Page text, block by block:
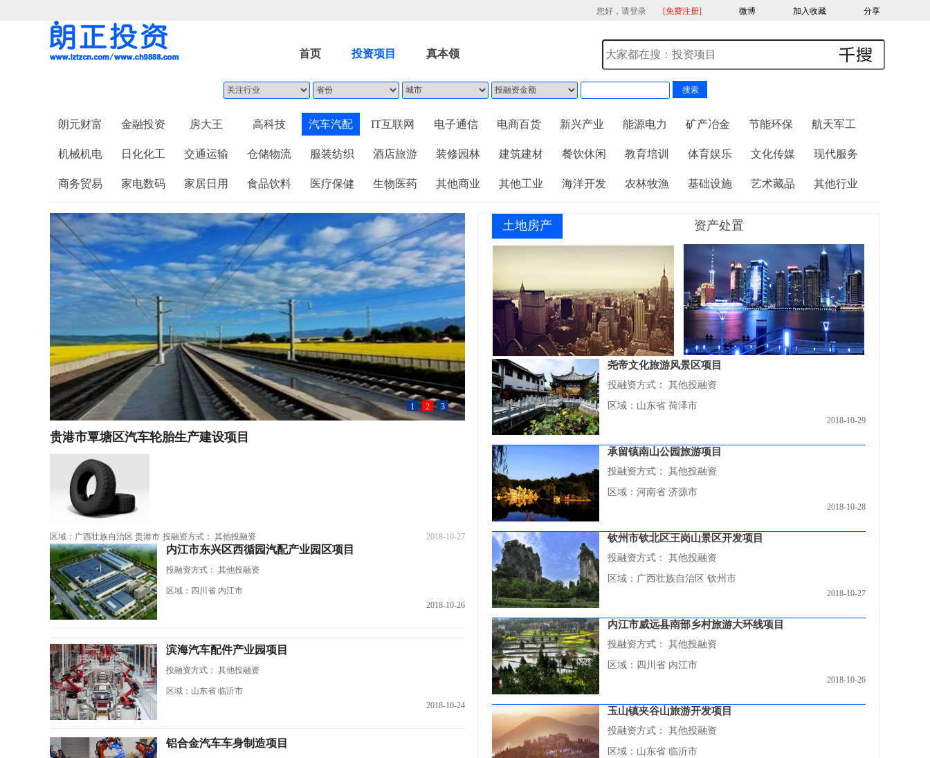
您好，请登录 [免费注册] 微博 加入收藏 分享
首页 投资项目 真本领
朗元财富 金融投资 房大王 高科技 汽车汽配 IT互联网 电子通信 电商百货 新兴产业 能源电力 矿产冶金 节能环保 航天军工
机械机电 日化化工 交通运输 仓储物流 服装纺织 酒店旅游 装修园林 建筑建材 餐饮休闲 教育培训 体育娱乐 文化传媒 现代服务
商务贸易 家电数码 家居日用 食品饮料 医疗保健 生物医药 其他商业 其他工业 海洋开发 农林牧漁 基础设施 艺术藏品 其他行业
1 2 3
贵港市覃塘区汽车轮胎生产建设项目
区域：广西壮族自治区 贵港市 投融资方式： 其他投融资 2018-10-27
内江市东兴区西循园汽配产业园区项目
投融资方式： 其他投融资
区域：四川省 内江市
2018-10-26
滨海汽车配件产业园项目
投融资方式： 其他投融资
区域：山东省 临沂市
2018-10-24
铝合金汽车车身制造项目
土地房产 资产处置
尧帝文化旅游风景区项目
投融资方式：
其他投融资
区域：山东省 荷泽市
2018-10-29
承留镇南山公园旅游项目
投融资方式：
其他投融资
区域：河南省 济源市
2018-10-28
钦州市钦北区王岗山景区开发项目
投融资方式：
其他投融资
区域：广西壮族自治区 钦州市
2018-10-27
内江市威远县南部乡村旅游大环线项目
投融资方式：
其他投融资
区域：四川省 内江市
2018-10-26
玉山镇夹谷山旅游开发项目
投融资方式：
其他投融资
区域：山东省 临沂市